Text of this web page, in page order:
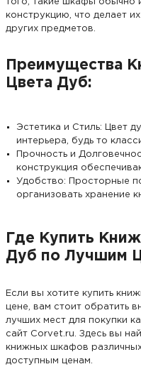
того, такие шкафы
конструкцию, что делает
других предметов.
Преимущества
Цвета Дуб:
Эстетика и Стиль: Цвет
интерьера, будь то
Прочность и
конструкция
Удобство: Просторные
организовать хранение
Где Купить
Дуб по Лучшим
Если вы хотите купить
цене, вам стоит обратить
лучших мест для покупки
сайт Corvet.ru. Здесь вы
книжных шкафов
доступным ценам.